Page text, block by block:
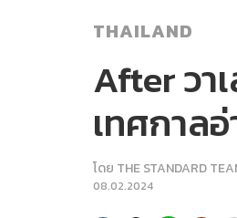
THAILAND
After วา
เทศกาล
โดย THE STANDARD
08.02.2024